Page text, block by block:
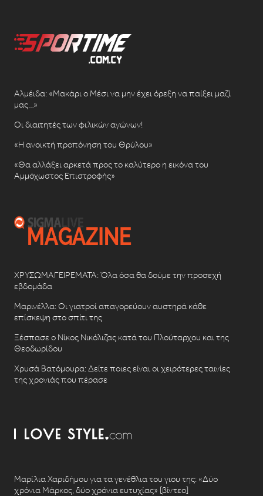
Αλμέιδα: «Μακάρι ο Μέσι να μην έχει όρεξη να παίξει μαζί
μας…»
Οι διαιτητές των φιλικών αγώνων!
«Η ανοικτή προπόνηση του Θρύλου»
«Θα αλλάξει αρκετά προς το καλύτερο η εικόνα του
Αμμόχωστος Επιστροφής»
ΧΡΥΣΩΜΑΓΕΙΡΕΜΑΤΑ: Όλα όσα θα δούμε την προσεχή
εβδομάδα
Μαρινέλλα: Οι γιατροί απαγορεύουν αυστηρά κάθε
επίσκεψη στο σπίτι της
Ξέσπασε ο Νίκος Νικόλιζας κατά του Πλούταρχου και της
Θεοδωρίδου
Χρυσά Βατόμουρα: Δείτε ποιες είναι οι χειρότερες ταινίες
της χρονιάς που πέρασε
Μαρίλια Χαριδήμου για τα γενέθλια του γιου της: «Δύο
χρόνια Μάρκος, δύο χρόνια ευτυχίας» [βίντεο]